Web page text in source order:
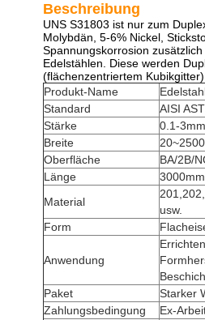
Beschreibung
UNS S31803 ist nur zum
Molybdän, 5-6% Nickel,
Spannungskorrosion
Edelstählen. Diese werden
(flächenzentriertem
Produkt-Name
Standard
AISI
Stärke
0.1-
Breite
Oberfläche
BA/2B/
Länge
Material
usw.
Form
Anwendung
Paket
Starker
Zahlungsbedingung
Ex-